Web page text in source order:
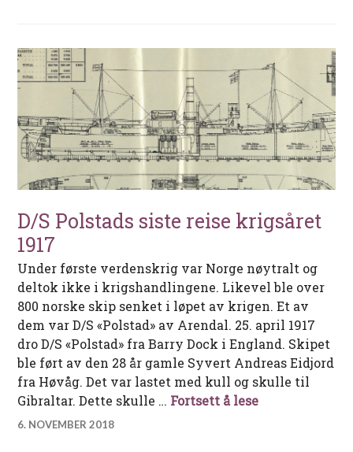
D/S Polstads siste reise krigsåret
1917
Under første verdenskrig var Norge nøytralt og
deltok ikke i krigshandlingene. Likevel ble over
800 norske skip senket i løpet av krigen. Et av
dem var D/S «Polstad» av Arendal. 25. april 1917
dro D/S «Polstad» fra Barry Dock i England. Skipet
ble ført av den 28 år gamle Syvert Andreas Eidjord
fra Høvåg. Det var lastet med kull og skulle til
Gibraltar. Dette skulle … Fortsett å leseD/S Polstads
6. NOVEMBER 2018